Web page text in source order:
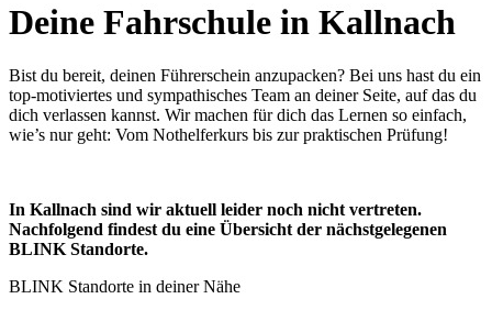
Deine Fahrschule in Kallnach
Bist du bereit, deinen Führerschein anzupacken? Bei uns hast du ein
top-motiviertes und sympathisches Team an deiner Seite, auf das du
dich verlassen kannst. Wir machen für dich das Lernen so einfach,
wie’s nur geht: Vom Nothelferkurs bis zur praktischen Prüfung!
In Kallnach sind wir aktuell leider noch nicht vertreten.
Nachfolgend findest du eine Übersicht der nächstgelegenen
BLINK Standorte.
BLINK Standorte in deiner Nähe